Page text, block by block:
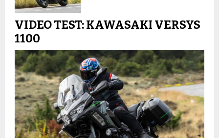
VIDEO TEST: KAWASAKI VERSYS
1100